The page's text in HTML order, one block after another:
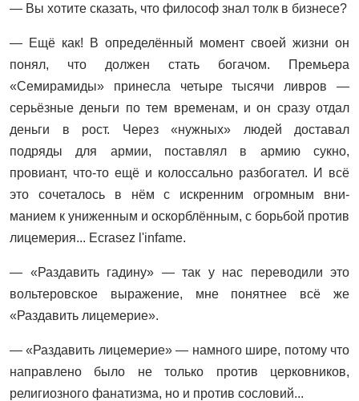
— Вы хотите сказать, что философ знал толк в бизнесе?
— Ещё как! В определённый момент своей жизни он
понял, что должен стать богачом. Премьера
«Семирамиды» принесла четыре тысячи ливров —
серьёзные деньги по тем временам, и он сразу отдал
деньги в рост. Через «нужных» людей доставал
подряды для армии, поставлял в армию сукно,
провиант, что-то ещё и колоссально разбогател. И всё
это сочеталось в нём с искренним огромным вни-
манием к униженным и оскорблённым, с борьбой против
лицемерия... Ecrasez l'infame.
— «Раздавить гадину» — так у нас переводили это
вольтеровское выражение, мне понятнее всё же
«Раздавить лицемерие».
— «Раздавить лицемерие» — намного шире, потому что
направлено было не только против церковников,
религиозного фанатизма, но и против сословий...